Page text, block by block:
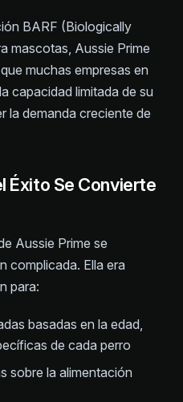
BARF (Biologically
mascotas, Aussie Prime
muchas empresas en
capacidad limitada de su
la demanda creciente de
Éxito Se Convierte
Aussie Prime se
complicada. Ella era
para:
basadas en la edad,
de cada perro
sobre la alimentación